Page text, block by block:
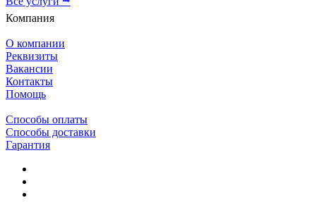
Компания
О компании
Реквизиты
Вакансии
Контакты
Помощь
Способы оплаты
Способы доставки
Гарантия